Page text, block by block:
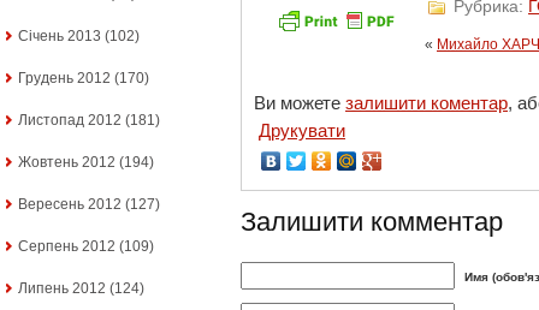
Січень 2013 (102)
Грудень 2012 (170)
Листопад 2012 (181)
Жовтень 2012 (194)
Вересень 2012 (127)
Серпень 2012 (109)
Липень 2012 (124)
Рубрика:
« Михайло
Ви можете залишити коментар,
Друкувати
Залишити комментар
Имя